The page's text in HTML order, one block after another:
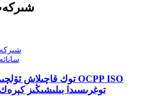
15118 توغرىسىدا بىلىشىڭىز كېرەك